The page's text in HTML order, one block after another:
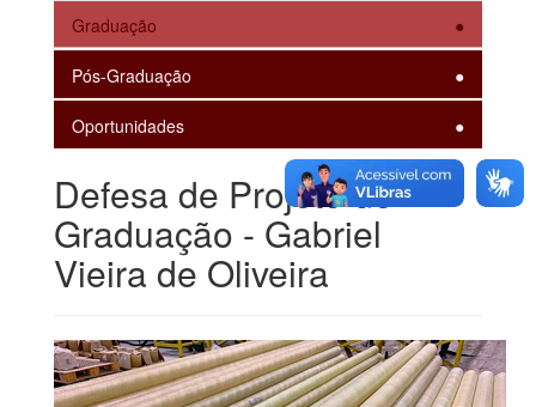
Graduação
Pós-Graduação
Oportunidades
Defesa de Projeto de
Graduação - Gabriel
Vieira de Oliveira